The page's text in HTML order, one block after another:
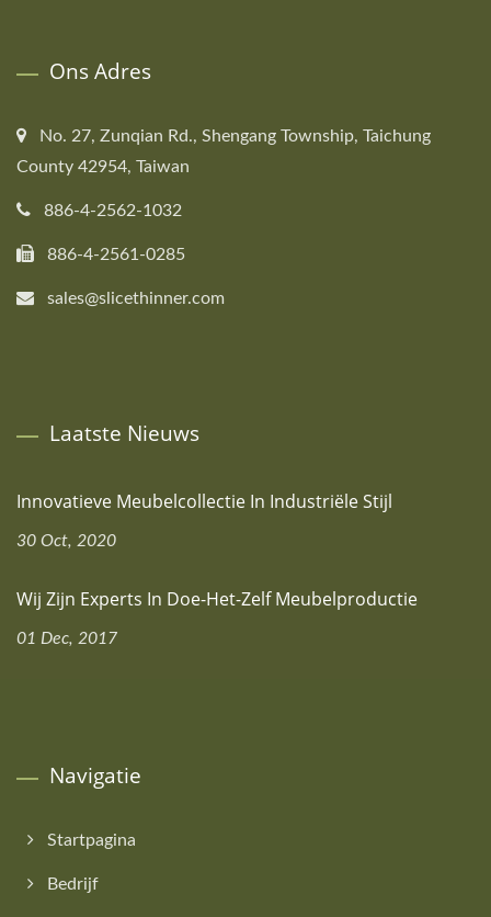
Ons Adres
No. 27, Zunqian Rd., Shengang Township, Taichung
County 42954, Taiwan
886-4-2562-1032
886-4-2561-0285
sales@slicethinner.com
Laatste Nieuws
Innovatieve Meubelcollectie In Industriële Stijl
30 Oct, 2020
Wij Zijn Experts In Doe-Het-Zelf Meubelproductie
01 Dec, 2017
Navigatie
Startpagina
Bedrijf